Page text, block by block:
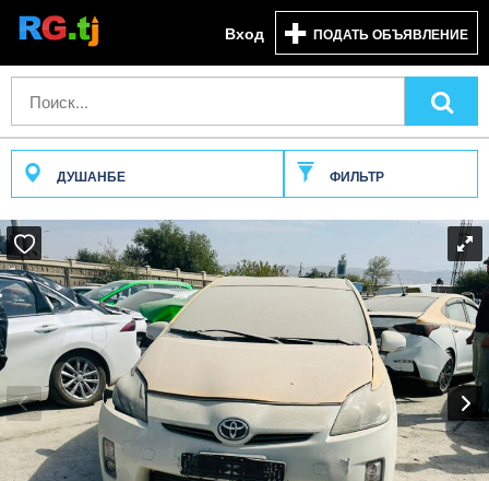
Вход ПОДАТЬ ОБЪЯВЛЕНИЕ
ДУШАНБЕ ФИЛЬТР